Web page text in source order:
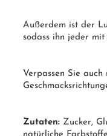
Außerdem ist der
sodass ihn jeder mit
Verpassen Sie
Zutaten: Zucker,